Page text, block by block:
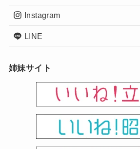
Instagram
LINE
姉妹サイト